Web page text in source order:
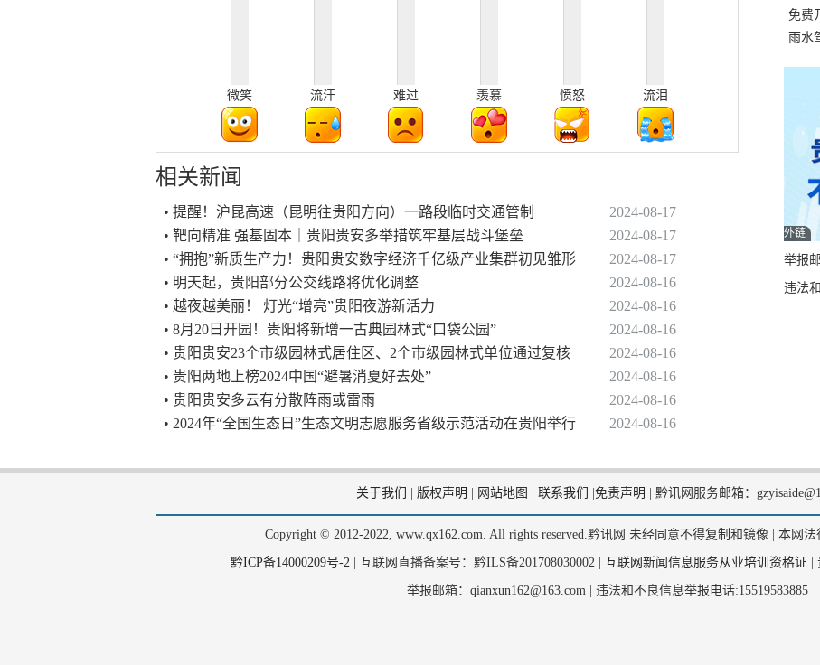
微笑 流汗 难过 羡慕 愤怒 流泪
相关新闻
• 提醒！沪昆高速（昆明往贵阳方向）一路段临时交通管制
2024-08-17
• 靶向精准 强基固本｜贵阳贵安多举措筑牢基层战斗堡垒
2024-08-17
• “拥抱”新质生产力！贵阳贵安数字经济千亿级产业集群初见雏形
2024-08-17
• 明天起，贵阳部分公交线路将优化调整
2024-08-16
• 越夜越美丽！ 灯光“增亮”贵阳夜游新活力
2024-08-16
• 8月20日开园！贵阳将新增一古典园林式“口袋公园”
2024-08-16
• 贵阳贵安23个市级园林式居住区、2个市级园林式单位通过复核
2024-08-16
• 贵阳两地上榜2024中国“避暑消夏好去处”
2024-08-16
• ​贵阳贵安多云有分散阵雨或雷雨
2024-08-16
• 2024年“全国生态日”生态文明志愿服务省级示范活动在贵阳举行
2024-08-16
资工
免费
展，
雨水
外链
举报
违法
关于我们 版权声明 网站地图 联系我们 免责声明 黔讯网服务邮箱：
Copyright © 2012-2022, www.qx162.com. All rights reserved.黔讯网 未经同意不得复制和镜像 | 本网法
黔ICP备14000209号-2| 互联网直播备案号：黔ILS备201708030002 | 互联网新闻信息服务从业培训资格证
举报邮箱：qianxun162@163.com | 违法和不良信息举报电话:15519583885